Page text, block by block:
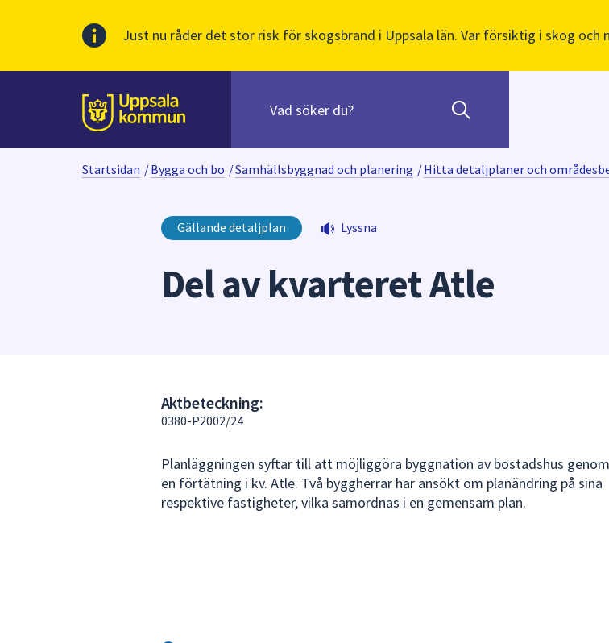
Just nu råder det stor risk för skogsbrand i Uppsala län. Var försiktig i skog och
Till sidans
huvudinnehåll
innehåll
När
börjar
skriva
sökfältet
kommer
Använd
piltangenterna
att
navigera
mellan
Startsidan /Bygga och bo /Samhällsbyggnad och planering /Hitta detaljplaner och
Gällande detaljplan Lyssna
Del av kvarteret Atle
Aktbeteckning:
0380-P2002/24
Planläggningen syftar till att möjliggöra byggnation av bostadshus genom
en förtätning i kv. Atle. Två byggherrar har ansökt om planändring på sina
respektive fastigheter, vilka samordnas i en gemensam plan.